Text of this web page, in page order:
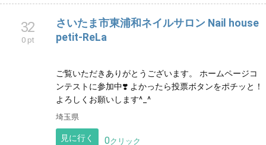
32
0 pt
さいたま市東浦和ネイルサロン Nail house
petit-ReLa
ご覧いただきありがとうございます。 ホームページコ
ンテストに参加中❣️ よかったら投票ボタンをポチッと！
よろしくお願いします^_^
埼玉県
見に行く 0クリック